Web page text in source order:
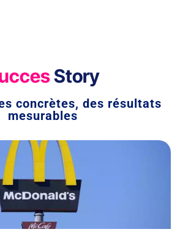
Story
concrètes, des résultats
mesurables